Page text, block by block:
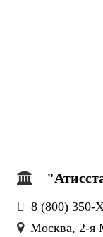
8 (800) 350-
Москва, 2-я